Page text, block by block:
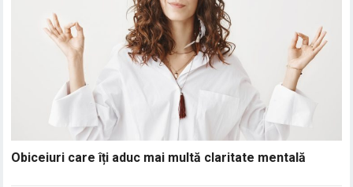
Obiceiuri care îți aduc mai multă claritate mentală